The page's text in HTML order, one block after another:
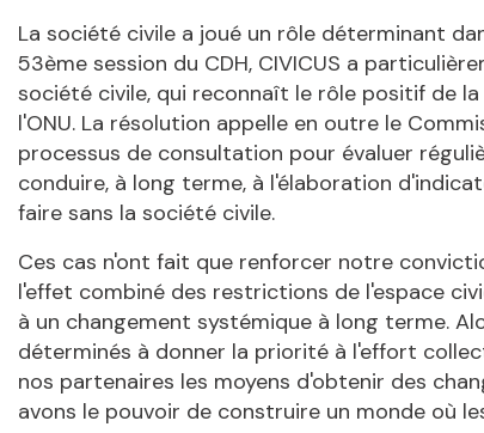
La société civile a joué un rôle déterminant
53ème session du CDH, CIVICUS a
société civile, qui reconnaît le rôle positif de
l'ONU. La résolution appelle en outre le
processus de consultation pour évaluer
conduire, à long terme, à l'élaboration
faire sans la société civile.
Ces cas n'ont fait que renforcer notre
l'effet combiné des restrictions de l'espace
à un changement systémique à long terme.
déterminés à donner la priorité à l'effort
nos partenaires les moyens d'obtenir des
avons le pouvoir de construire un monde où